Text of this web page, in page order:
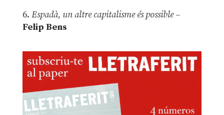
6. Espadà, un altre capitalisme és possible –
Felip Bens